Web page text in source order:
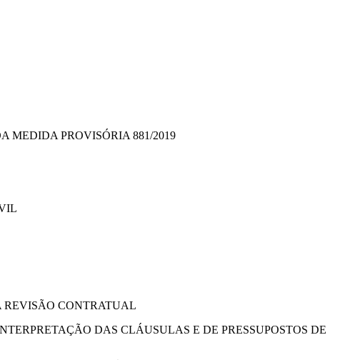
MEDIDA PROVISÓRIA 881/2019
REVISÃO CONTRATUAL
DAS CLÁUSULAS E DE PRESSUPOSTOS DE